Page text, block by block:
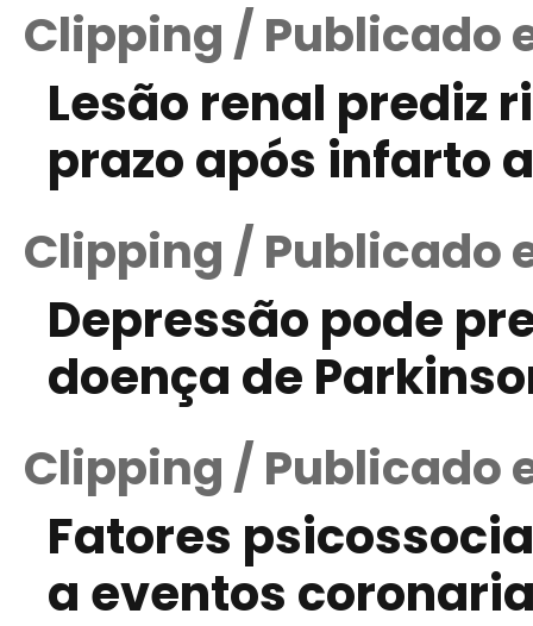
Clipping / Publicado
Lesão renal prediz
prazo após infarto
Clipping / Publicado
Depressão pode
doença de
Clipping / Publicado
Fatores
a eventos